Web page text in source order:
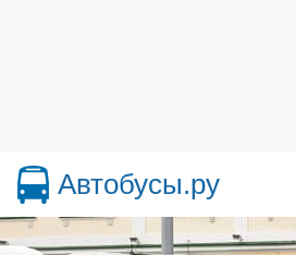
Автобусы.ру